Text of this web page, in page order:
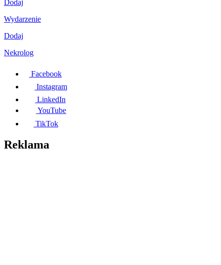
Dodaj
Wydarzenie
Dodaj
Nekrolog
Facebook
Instagram
LinkedIn
YouTube
TikTok
Reklama